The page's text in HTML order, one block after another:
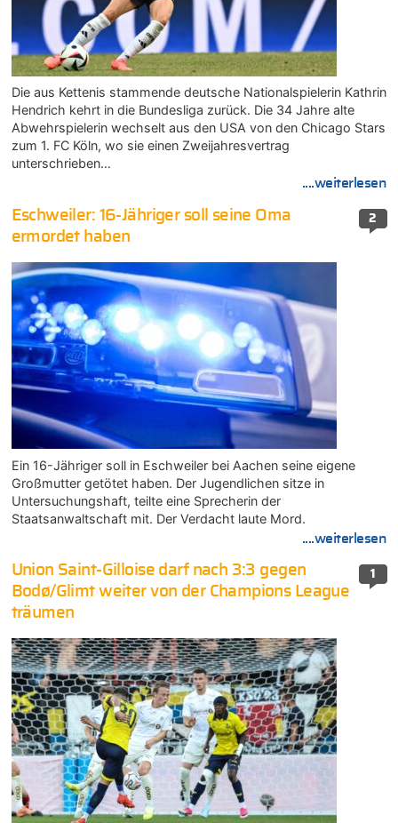
Die aus Kettenis stammende deutsche Nationalspielerin Kathrin
Hendrich kehrt in die Bundesliga zurück. Die 34 Jahre alte
Abwehrspielerin wechselt aus den USA von den Chicago Stars
zum 1. FC Köln, wo sie einen Zweijahresvertrag
unterschrieben…
....weiterlesen
2
Eschweiler: 16-Jähriger soll seine Oma
ermordet haben
Ein 16-Jähriger soll in Eschweiler bei Aachen seine eigene
Großmutter getötet haben. Der Jugendlichen sitze in
Untersuchungshaft, teilte eine Sprecherin der
Staatsanwaltschaft mit. Der Verdacht laute Mord.
....weiterlesen
1
Union Saint-Gilloise darf nach 3:3 gegen
Bodø/Glimt weiter von der Champions League
träumen